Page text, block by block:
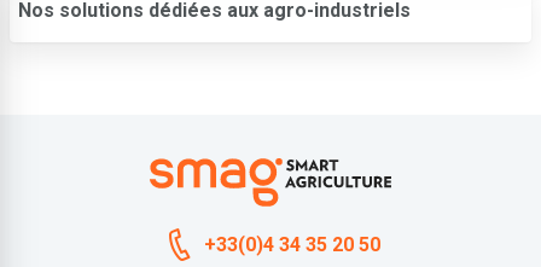
Nos solutions dédiées aux agro-industriels
+33(0)4 34 35 20 50